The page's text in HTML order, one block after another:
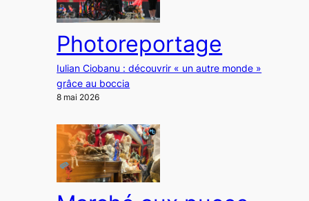
Photoreportage
Iulian Ciobanu : découvrir « un autre monde »
grâce au boccia
8 mai 2026